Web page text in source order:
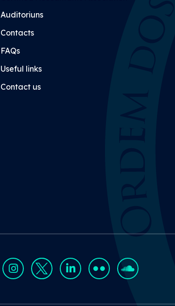
Auditoriuns
Contacts
FAQs
Useful links
Contact us